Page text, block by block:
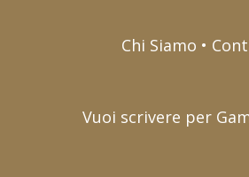
Chi Siamo •
Vuoi scrivere per